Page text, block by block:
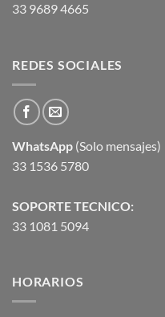
33 9689 4665
REDES SOCIALES
WhatsApp (Solo mensajes)
33 1536 5780
SOPORTE TECNICO:
33 1081 5094
HORARIOS